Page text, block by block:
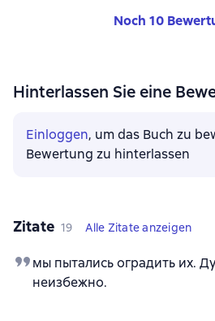
Noch 10
Hinterlassen Sie eine
Einloggen, um das Buch zu
Bewertung zu hinterlassen
Zitate 19 Alle Zitate anzeigen
мы пытались оградить их.
неизбежно.